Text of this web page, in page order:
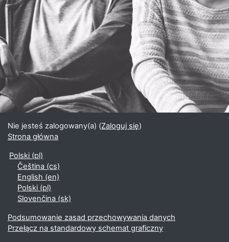
Nie jesteś zalogowany(a) (Zaloguj się)
Strona główna
Polski ‎(pl)‎
Čeština ‎(cs)‎
English ‎(en)‎
Polski ‎(pl)‎
Slovenčina ‎(sk)‎
Podsumowanie zasad przechowywania danych
Przełącz na standardowy schemat graficzny